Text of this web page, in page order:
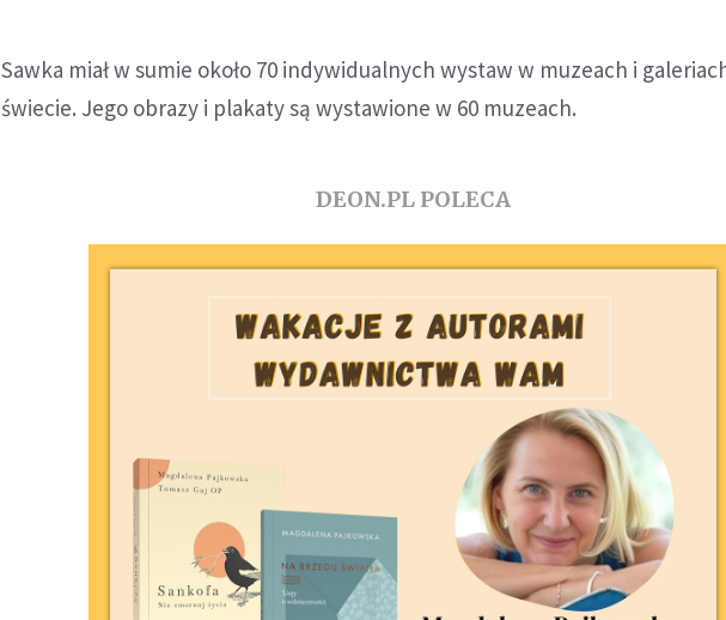
Sawka miał w sumie około 70 indywidualnych wystaw w muzeach i
świecie. Jego obrazy i plakaty są wystawione w 60 muzeach.
DEON.PL POLECA